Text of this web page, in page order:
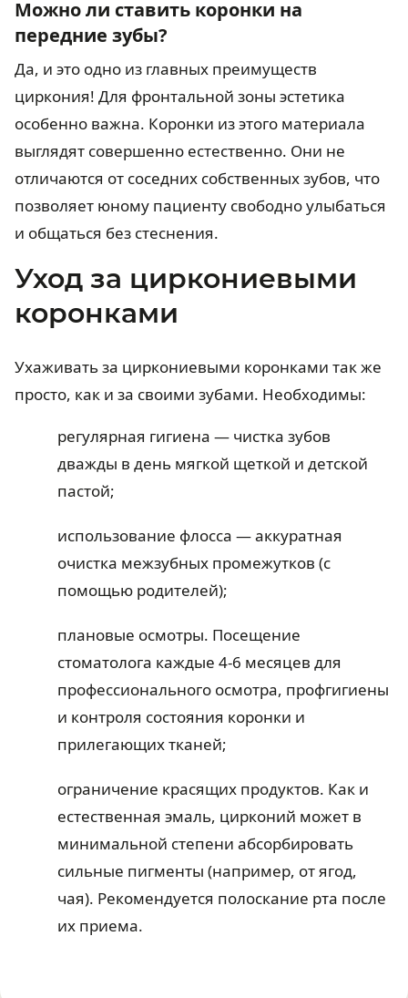
Можно ли ставить коронки на
передние зубы?
Да, и это одно из главных преимуществ
циркония! Для фронтальной зоны эстетика
особенно важна. Коронки из этого материала
выглядят совершенно естественно. Они не
отличаются от соседних собственных зубов, что
позволяет юному пациенту свободно улыбаться
и общаться без стеснения.
Уход за циркониевыми
коронками
Ухаживать за циркониевыми коронками так же
просто, как и за своими зубами. Необходимы:
регулярная гигиена — чистка зубов
дважды в день мягкой щеткой и детской
пастой;
использование флосса — аккуратная
очистка межзубных промежутков (с
помощью родителей);
плановые осмотры. Посещение
стоматолога каждые 4-6 месяцев для
профессионального осмотра, профгигиены
и контроля состояния коронки и
прилегающих тканей;
ограничение красящих продуктов. Как и
естественная эмаль, цирконий может в
минимальной степени абсорбировать
сильные пигменты (например, от ягод,
чая). Рекомендуется полоскание рта после
их приема.